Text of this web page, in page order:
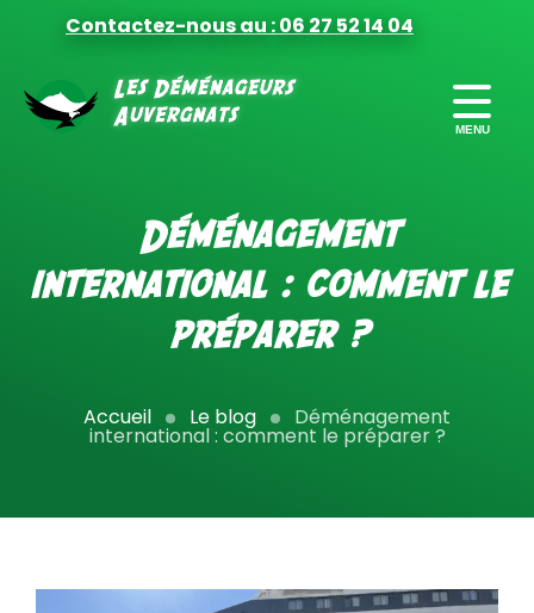
Contactez-nous au : 06 27 52 14 04
DE DÉMÉNAGEMENT
PRÉPARER
VOTRE DÉMÉNAGEMENT
FINANCER
MILITAIRES
DÉMÉNAGEMENT PRO
Déménagement
international : comment le
préparer ?
Accueil Le blog Déménagement
international : comment le préparer ?